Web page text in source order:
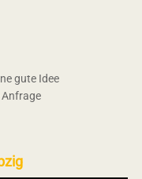
gute Idee
Anfrage